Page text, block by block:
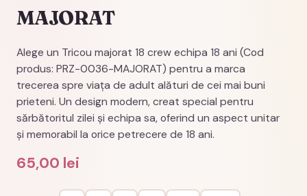
MAJORAT
Alege un Tricou majorat 18 crew echipa 18 ani (Cod
produs: PRZ-0036-MAJORAT) pentru a marca
trecerea spre viața de adult alături de cei mai buni
prieteni. Un design modern, creat special pentru
sărbătoritul zilei și echipa sa, oferind un aspect unitar
și memorabil la orice petrecere de 18 ani.
65,00 lei